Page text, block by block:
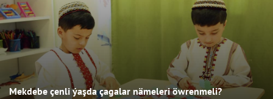
Mekdebe çenli ýaşda çagalar nämeleri öwrenmeli?